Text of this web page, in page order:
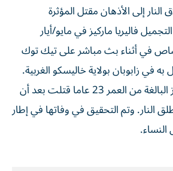
إلى الأذهان ‌مقتل المؤثرة
فاليريا ماركيز في مايو/أيار
في أثناء ‌بث مباشر ‌على تيك توك
في زابوبان ‌بولاية خاليسكو الغربية.
وقال الادعاء إن ماركيز البالغة من العمر 23 عاما قتلت ⁠بعد أن
النار. وتم التحقيق في وفاتها في إطار